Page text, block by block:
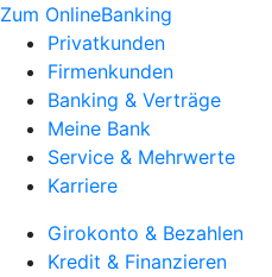
Zum OnlineBanking
Privatkunden
Firmenkunden
Banking & Verträge
Meine Bank
Service & Mehrwerte
Karriere
Girokonto & Bezahlen
Kredit & Finanzieren